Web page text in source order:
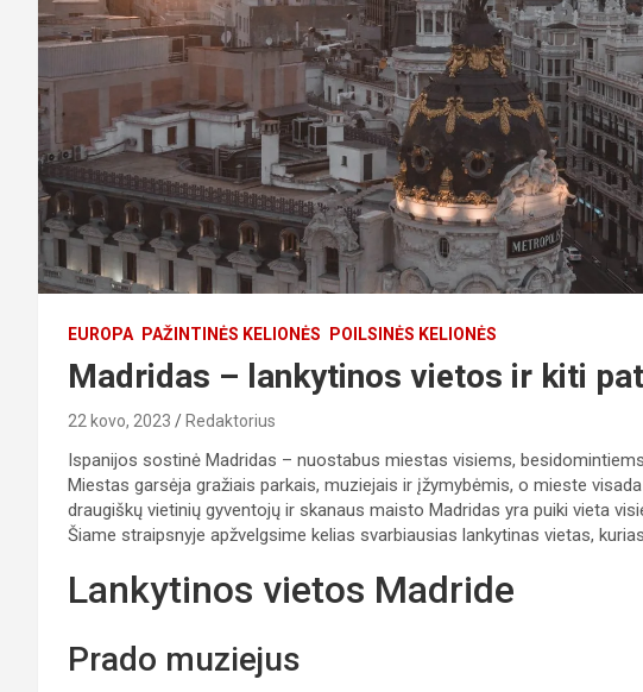
EUROPA PAŽINTINĖS KELIONĖS POILSINĖS KELIONĖS
Madridas – lankytinos vietos ir kiti
22 kovo, 2023 Redaktorius
Ispanijos sostinė Madridas – nuostabus miestas visiems,
Miestas garsėja gražiais parkais, muziejais ir įžymybėmis, o mieste
draugiškų vietinių gyventojų ir skanaus maisto Madridas yra puiki vieta
Šiame straipsnyje apžvelgsime kelias svarbiausias lankytinas vietas,
Lankytinos vietos Madride
Prado muziejus